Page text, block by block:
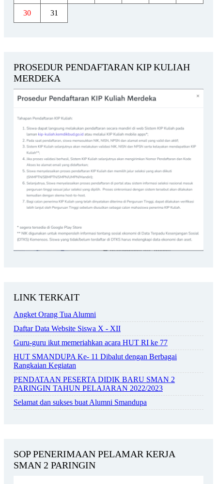
30 31
PROSEDUR PENDAFTARAN KIP KULIAH
MERDEKA
LINK TERKAIT
Angket Orang Tua Alumni
Daftar Data Website Siswa X - XII
Guru-guru ikut memeriahkan acara HUT RI ke 77
HUT SMANDUPA Ke- 11 Dibalut dengan Berbagai
Rangkaian Kegiatan
PENDATAAN PESERTA DIDIK BARU SMAN 2
PARINGIN TAHUN PELAJARAN 2022/2023
Selamat dan sukses buat Alumni Smandupa
SOP PENERIMAAN PELAMAR KERJA
SMAN 2 PARINGIN